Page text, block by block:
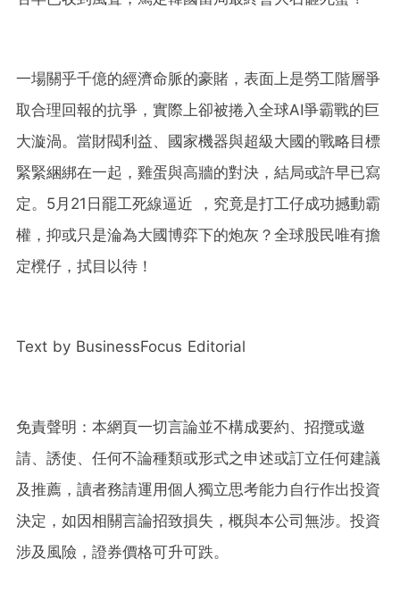
一場關乎千億的經濟命脈的豪賭，表面上是勞工階層爭
取合理回報的抗爭，實際上卻被捲入全球AI爭霸戰的巨
大漩渦。當財閥利益、國家機器與超級大國的戰略目標
緊緊綑綁在一起，雞蛋與高牆的對決，結局或許早已寫
定。5月21日罷工死線逼近 ，究竟是打工仔成功撼動霸
權，抑或只是淪為大國博弈下的炮灰？全球股民唯有擔
定櫈仔，拭目以待！
Text by BusinessFocus Editorial
免責聲明：本網頁一切言論並不構成要約、招攬或邀
請、誘使、任何不論種類或形式之申述或訂立任何建議
及推薦，讀者務請運用個人獨立思考能力自行作出投資
決定，如因相關言論招致損失，概與本公司無涉。投資
涉及風險，證券價格可升可跌。